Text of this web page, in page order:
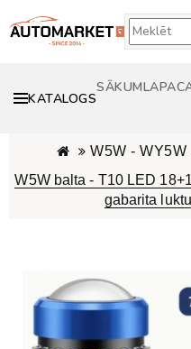
KATALOGS
SĀKUMLAPA
W5W -
W5W balta - T10 LED
gabarita